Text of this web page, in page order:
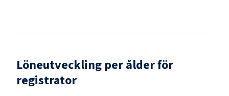
Löneutveckling per ålder för
registrator